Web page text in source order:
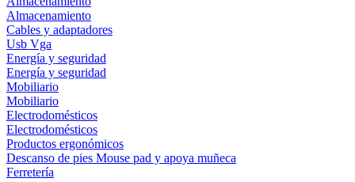
Almacenamiento
Cables y adaptadores
Usb Vga
Energía y seguridad
Energía y seguridad
Mobiliario
Mobiliario
Electrodomésticos
Electrodomésticos
Productos ergonómicos
Descanso de pies Mouse pad y apoya muñeca
Ferretería